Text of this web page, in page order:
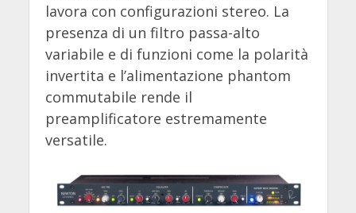
lavora con configurazioni stereo. La
presenza di un filtro passa-alto
variabile e di funzioni come la polarità
invertita e l’alimentazione phantom
commutabile rende il
preamplificatore estremamente
versatile.